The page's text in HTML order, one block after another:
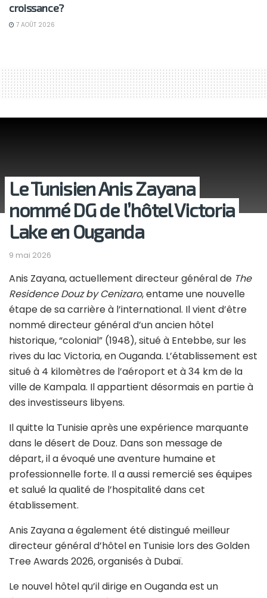
croissance?
7 AOÛT 2026
Le Tunisien Anis Zayana
nommé DG de l’hôtel Victoria
Lake en Ouganda
9 mai 2026
Anis Zayana, actuellement directeur général de The
Residence Douz by Cenizaro, entame une nouvelle
étape de sa carrière à l’international. Il vient d’être
nommé directeur général d’un ancien hôtel
historique, “colonial” (1948), situé à Entebbe, sur les
rives du lac Victoria, en Ouganda. L’établissement est
situé à 4 kilomètres de l’aéroport et à 34 km de la
ville de Kampala. Il appartient désormais en partie à
des investisseurs libyens.
Il quitte la Tunisie après une expérience marquante
dans le désert de Douz. Dans son message de
départ, il a évoqué une aventure humaine et
professionnelle forte. Il a aussi remercié ses équipes
et salué la qualité de l’hospitalité dans cet
établissement.
Anis Zayana a également été distingué meilleur
directeur général d’hôtel en Tunisie lors des Golden
Tree Awards 2026, organisés à Dubaï.
Le nouvel hôtel qu’il dirige en Ouganda est un